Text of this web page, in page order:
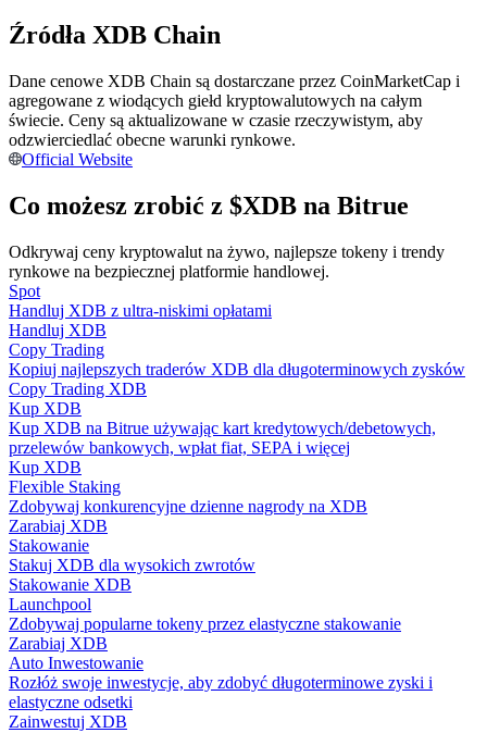
Ciesz się podziałem zysków i prowizjami z kopiowania
transakcji
Informacja
Analiza Big Data, w tym informacje handlowe itp.
Przewodnik
Przewodnik dla początkujących dotyczący kontraktów futures
Źródła XDB Chain
Dane cenowe XDB Chain są dostarczane przez CoinMarketCap i
agregowane z wiodących giełd kryptowalutowych na całym
świecie. Ceny są aktualizowane w czasie rzeczywistym, aby
odzwierciedlać obecne warunki rynkowe.
Official Website
Co możesz zrobić z $XDB na Bitrue
Odkrywaj ceny kryptowalut na żywo, najlepsze tokeny i trendy
rynkowe na bezpiecznej platformie handlowej.
Spot
Handluj XDB z ultra-niskimi opłatami
Handluj XDB
Copy Trading
Kopiuj najlepszych traderów XDB dla długoterminowych zysków
Copy Trading XDB
Kup XDB
Kup XDB na Bitrue używając kart kredytowych/debetowych,
przelewów bankowych, wpłat fiat, SEPA i więcej
Kup XDB
Flexible Staking
Zdobywaj konkurencyjne dzienne nagrody na XDB
Zarabiaj XDB
Stakowanie
Stakuj XDB dla wysokich zwrotów
Stakowanie XDB
Launchpool
Zdobywaj popularne tokeny przez elastyczne stakowanie
Zarabiaj XDB
Auto Inwestowanie
Rozłóż swoje inwestycje, aby zdobyć długoterminowe zyski i
elastyczne odsetki
Zainwestuj XDB